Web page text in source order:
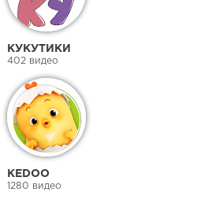
КУКУТИКИ
402 видео
KEDOO
1280 видео